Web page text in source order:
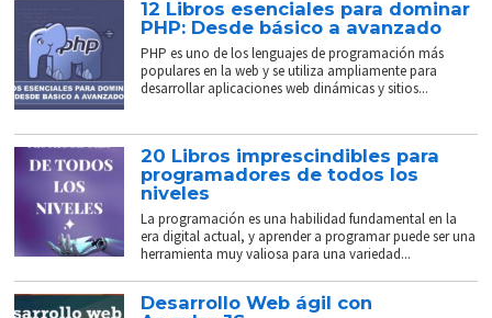
12 Libros esenciales para dominar
PHP: Desde básico a avanzado
PHP es uno de los lenguajes de programación más
populares en la web y se utiliza ampliamente para
desarrollar aplicaciones web dinámicas y sitios...
20 Libros imprescindibles para
programadores de todos los
niveles
La programación es una habilidad fundamental en la
era digital actual, y aprender a programar puede ser una
herramienta muy valiosa para una variedad...
Desarrollo Web ágil con